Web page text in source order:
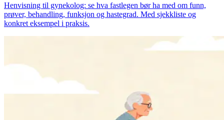
Henvisning til gynekolog: se hva fastlegen bør ha med om funn,
prøver, behandling, funksjon og hastegrad. Med sjekkliste og
konkret eksempel i praksis.